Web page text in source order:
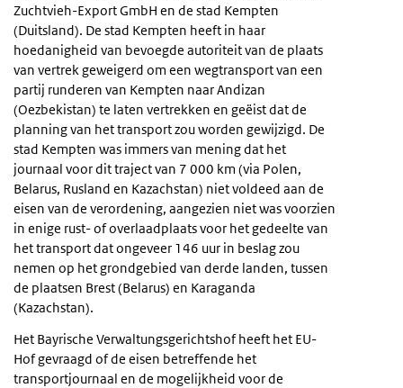
Zuchtvieh-Export GmbH en de stad Kempten
(Duitsland). De stad Kempten heeft in haar
hoedanigheid van bevoegde autoriteit van de plaats
van vertrek geweigerd om een wegtransport van een
partij runderen van Kempten naar Andizan
(Oezbekistan) te laten vertrekken en geëist dat de
planning van het transport zou worden gewijzigd. De
stad Kempten was immers van mening dat het
journaal voor dit traject van 7 000 km (via Polen,
Belarus, Rusland en Kazachstan) niet voldeed aan de
eisen van de verordening, aangezien niet was voorzien
in enige rust- of overlaadplaats voor het gedeelte van
het transport dat ongeveer 146 uur in beslag zou
nemen op het grondgebied van derde landen, tussen
de plaatsen Brest (Belarus) en Karaganda
(Kazachstan).
Het Bayrische Verwaltungsgerichtshof heeft het EU-
Hof gevraagd of de eisen betreffende het
transportjournaal en de mogelijkheid voor de